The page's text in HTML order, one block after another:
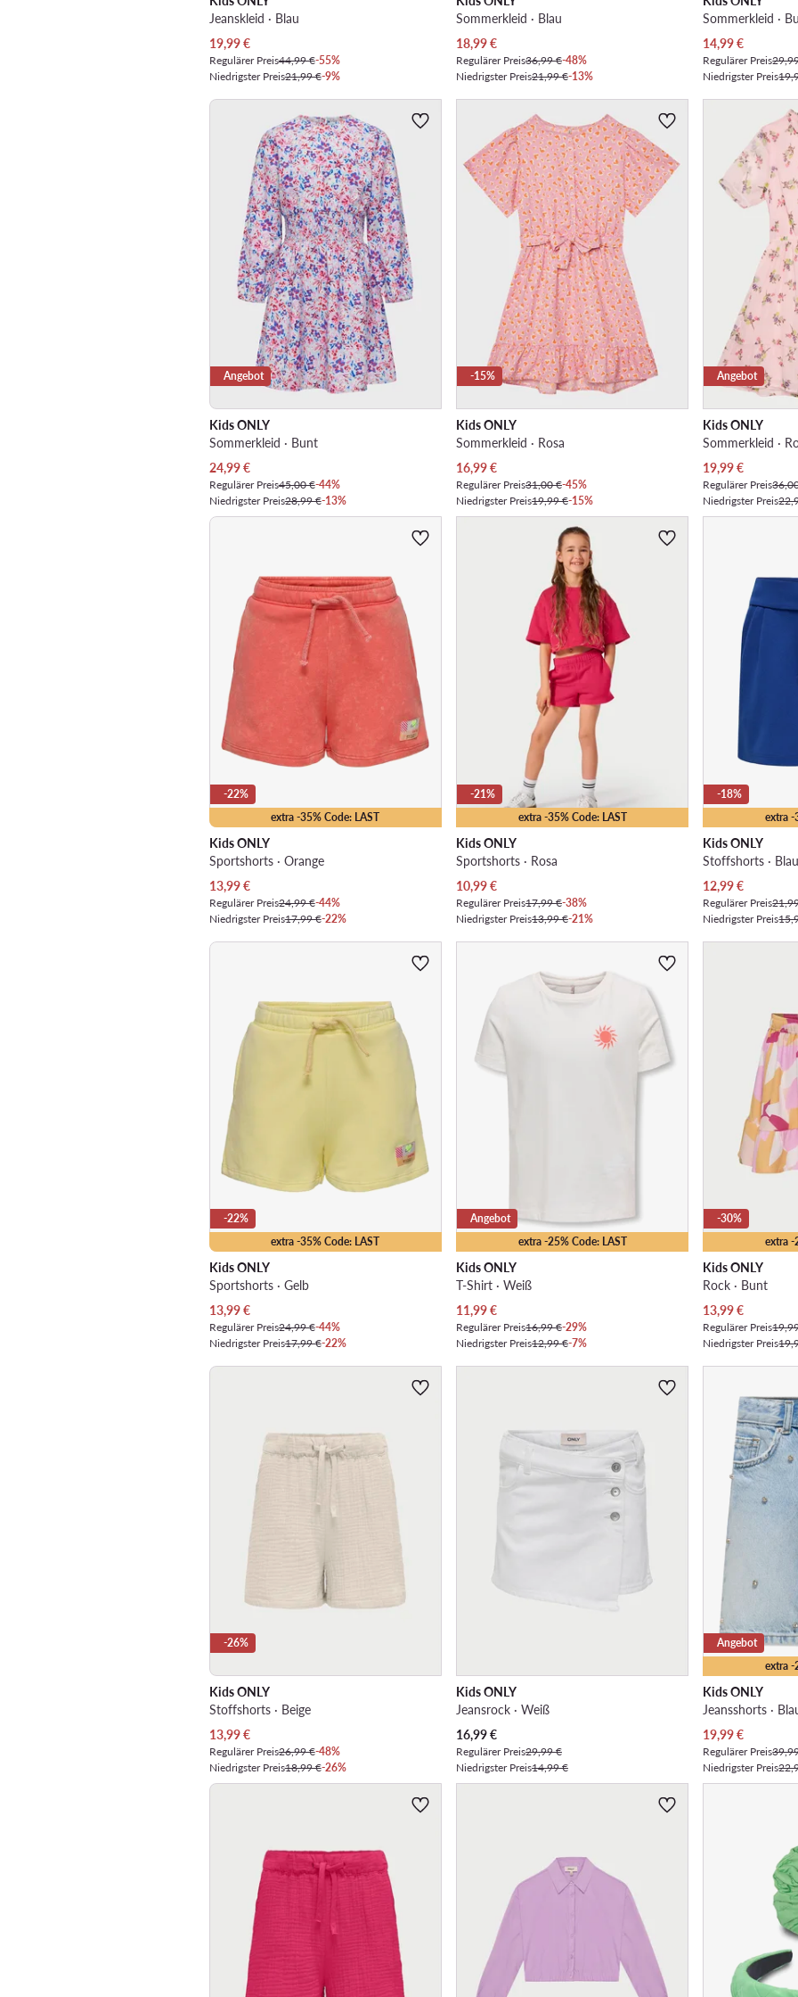
Jeanskleid · Blau
Aktueller Preis
19,99€
Regulärer Preis44,99 €-55%
Niedrigster Preis21,99 €-9%
Sommerkleid · Blau
Aktueller Preis
18,99€
Regulärer Preis36,99 €-48%
Niedrigster Preis21,99 €-13%
Sommerkleid ·
Aktueller Preis
14,99€
Regulärer Preis
Niedrigster Preis
Angebot
Kids ONLY
Sommerkleid · Bunt
Aktueller Preis
24,99€
Regulärer Preis45,00 €-44%
Niedrigster Preis28,99 €-13%
-15%
Kids ONLY
Sommerkleid · Rosa
Aktueller Preis
16,99€
Regulärer Preis31,00 €-45%
Niedrigster Preis19,99 €-15%
Angebot
Kids ONLY
Sommerkleid ·
Aktueller Preis
19,99€
Regulärer Preis
Niedrigster Preis
extra -35% Code: LAST
-22%
Kids ONLY
Sportshorts · Orange
Aktueller Preis
13,99€
Regulärer Preis24,99 €-44%
Niedrigster Preis17,99 €-22%
extra -35% Code: LAST
-21%
Kids ONLY
Sportshorts · Rosa
Aktueller Preis
10,99€
Regulärer Preis17,99 €-38%
Niedrigster Preis13,99 €-21%
extra -
-18%
Kids ONLY
Stoffshorts · Blau
Aktueller Preis
12,99€
Regulärer Preis
Niedrigster Preis
extra -35% Code: LAST
-22%
Kids ONLY
Sportshorts · Gelb
Aktueller Preis
13,99€
Regulärer Preis24,99 €-44%
Niedrigster Preis17,99 €-22%
extra -25% Code: LAST
Angebot
Kids ONLY
T-Shirt · Weiß
Aktueller Preis
11,99€
Regulärer Preis16,99 €-29%
Niedrigster Preis12,99 €-7%
extra -
-30%
Kids ONLY
Rock · Bunt
Aktueller Preis
13,99€
Regulärer Preis
Niedrigster Preis
-26%
Kids ONLY
Stoffshorts · Beige
Aktueller Preis
13,99€
Regulärer Preis26,99 €-48%
Niedrigster Preis18,99 €-26%
Kids ONLY
Jeansrock · Weiß
Aktueller Preis
16,99€
Regulärer Preis29,99 €
Niedrigster Preis14,99 €
extra -
Angebot
Kids ONLY
Jeansshorts ·
Aktueller Preis
19,99€
Regulärer Preis
Niedrigster Preis